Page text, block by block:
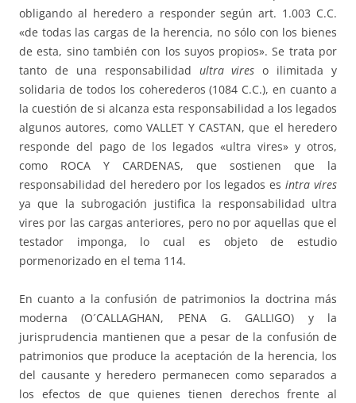
obligando al heredero a responder según art. 1.003 C.C.
«de todas las cargas de la herencia, no sólo con los bienes
de esta, sino también con los suyos propios». Se trata por
tanto de una responsabilidad ultra vires o ilimitada y
solidaria de todos los coherederos (1084 C.C.), en cuanto a
la cuestión de si alcanza esta responsabilidad a los legados
algunos autores, como VALLET Y CASTAN, que el heredero
responde del pago de los legados «ultra vires» y otros,
como ROCA Y CARDENAS, que sostienen que la
responsabilidad del heredero por los legados esintra vires
ya que la subrogación justifica la responsabilidad ultra
vires por las cargas anteriores, pero no por aquellas que el
testador imponga, lo cual es objeto de estudio
pormenorizado en el tema 114.
En cuanto a la confusión de patrimonios la doctrina más
moderna (O´CALLAGHAN, PENA G. GALLIGO) y la
jurisprudencia mantienen que a pesar de la confusión de
patrimonios que produce la aceptación de la herencia, los
del causante y heredero permanecen como separados a
los efectos de que quienes tienen derechos frente al